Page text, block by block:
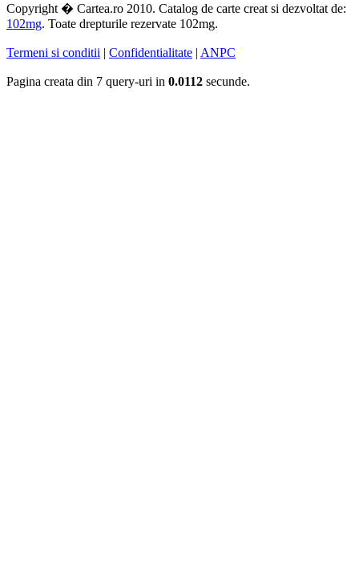
Copyright � Cartea.ro 2010. Catalog de carte creat si dezvoltat de:
102mg. Toate drepturile rezervate 102mg.
Termeni si conditii | Confidentialitate | ANPC
Pagina creata din 7 query-uri in 0.0112 secunde.